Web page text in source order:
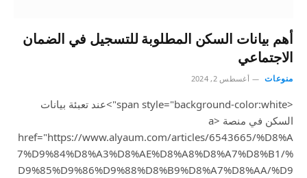
أهم بيانات السكن المطلوبة للتسجيل في الضمان
الاجتماعي
منوعات أغسطس 2, 2024
<span style="background-color:white">عند تعبئة بيانات
السكن في منصة <a
href="https://www.alyaum.com/articles/6543665/%D8%A
7%D9%84%D8%A3%D8%AE%D8%A8%D8%A7%D8%B1/%
D9%85%D9%86%D9%88%D8%B9%D8%A7%D8%AA/%D9